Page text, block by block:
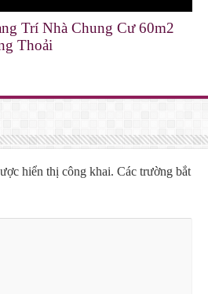
Trí Nhà Chung Cư 60m2
Thoải
hiển thị công khai. Các trường bắt